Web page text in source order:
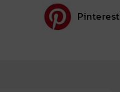
Pinterest